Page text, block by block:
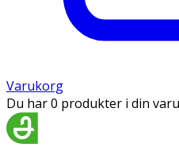
Varukorg
Du har 0 produkter i din